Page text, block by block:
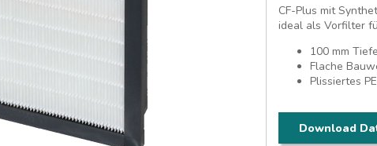
CF-Plus mit
ideal als Vorfilter
100 mm Tiefe
Flache
Plissiertes
Download